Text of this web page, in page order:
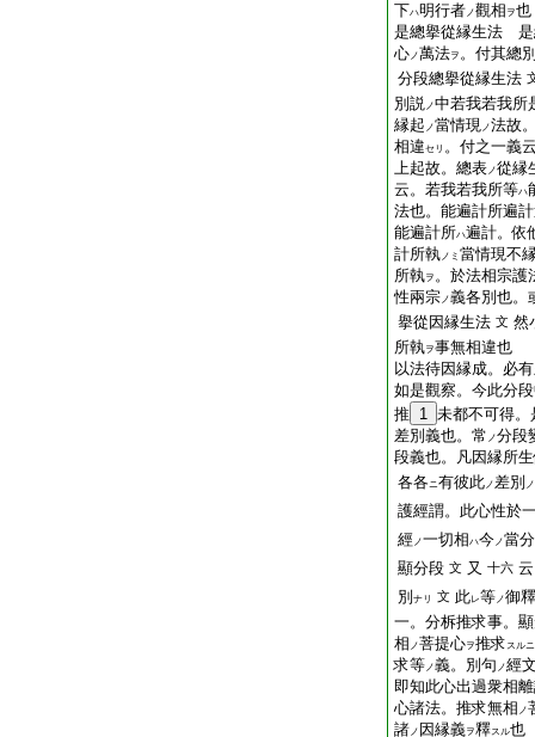
下ハ明行者ノ觀相 ヲ也
是總擧從縁生法 是
心ノ萬法ヲ 。付其總
分段總擧從縁生法
別説ノ中若我若我所
縁起 ノ當情現ノ法故
相違セリ 。付之一義
上起故。總表ノ從縁
云。若我若我所等ハ
法也。能遍計所遍
能遍計所ハ遍計。依
計所執ノミ 當情現不
所執ヲ 。於法相宗護
性兩宗ノ義各別也。
擧從因縁生法 文 然
所執ヲ事無相違也
以法待因縁成。必
如是觀察。今此分
推 1 未都不可得。
差別義也。常 ノ分段
段義也。凡因縁所
各各ニ有彼此ノ差別 ノ
護經謂。此心性於
經ノ一切相ハ今ノ當
顯分段 文 又 十六
別 ナリ 文 此レ等ノ御
一。分柝推求事。
相 ノ菩提心ヲ推求 スルニ
求等ノ義。別句 ノ經
即知此心出過衆相
心諸法。推求無相 ノ
諸ノ 因縁義ヲ釋スル也